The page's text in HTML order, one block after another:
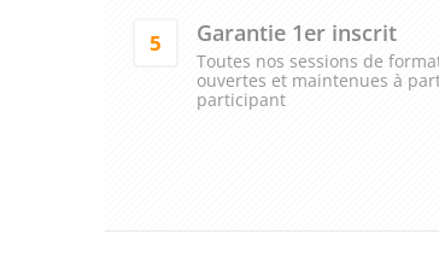
5 Garantie 1er inscrit
Toutes nos sessions de
ouvertes et maintenues à
participant